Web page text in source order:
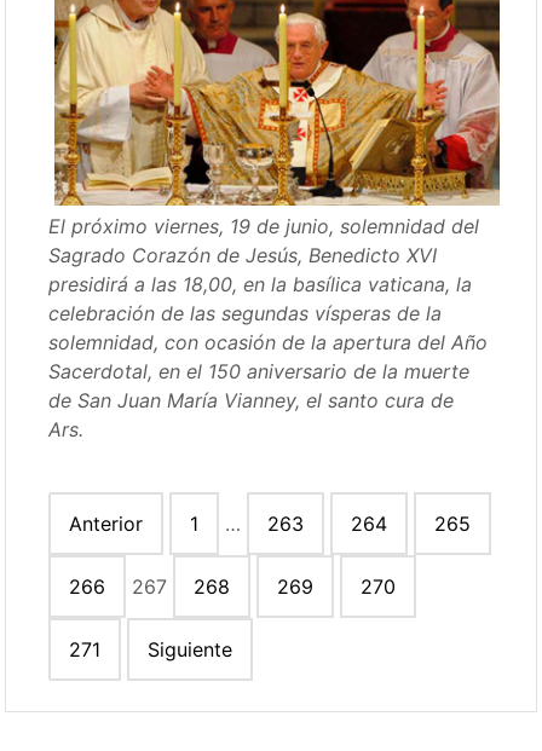
El próximo viernes, 19 de junio, solemnidad del
Sagrado Corazón de Jesús, Benedicto XVI
presidirá a las 18,00, en la basílica vaticana, la
celebración de las segundas vísperas de la
solemnidad, con ocasión de la apertura del Año
Sacerdotal, en el 150 aniversario de la muerte
de San Juan María Vianney, el santo cura de
Ars.
de
entradas
Anterior 1 … 263 264 265
266 267 268 269 270
271 Siguiente